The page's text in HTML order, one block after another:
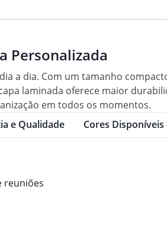
Personalizada
a dia. Com um tamanho
laminada oferece maior
em todos os momentos.
e Qualidade Cores Disponíveis
reuniões